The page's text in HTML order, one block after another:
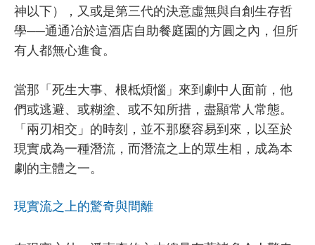
神以下），又或是第三代的決意虛無與自創生存哲
學──通通冶於這酒店自助餐庭園的方圓之內，但所
有人都無心進食。
當那「死生大事、根柢煩惱」來到劇中人面前，他
們或逃避、或糊塗、或不知所措，盡顯常人常態。
「兩刃相交」的時刻，並不那麼容易到來，以至於
現實成為一種潛流，而潛流之上的眾生相，成為本
劇的主體之一。
現實流之上的驚奇與間離